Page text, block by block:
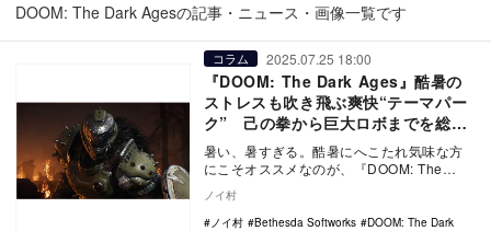
DOOM: The Dark Agesの記事・ニュース・画像一覧です
コラム 2025.07.25 18:00
『DOOM: The Dark Ages』酷暑の
ストレスも吹き飛ぶ爽快“テーマパー
ク” 己の拳から巨大ロボまでを総動
員して悪魔の大軍勢を蹂躙せよ
暑い、暑すぎる。酷暑にへこたれ気味な方
にこそオススメなのが、『DOOM: The
最…
ノイ村
ノイ村
Bethesda Softworks
DOOM: The Dark